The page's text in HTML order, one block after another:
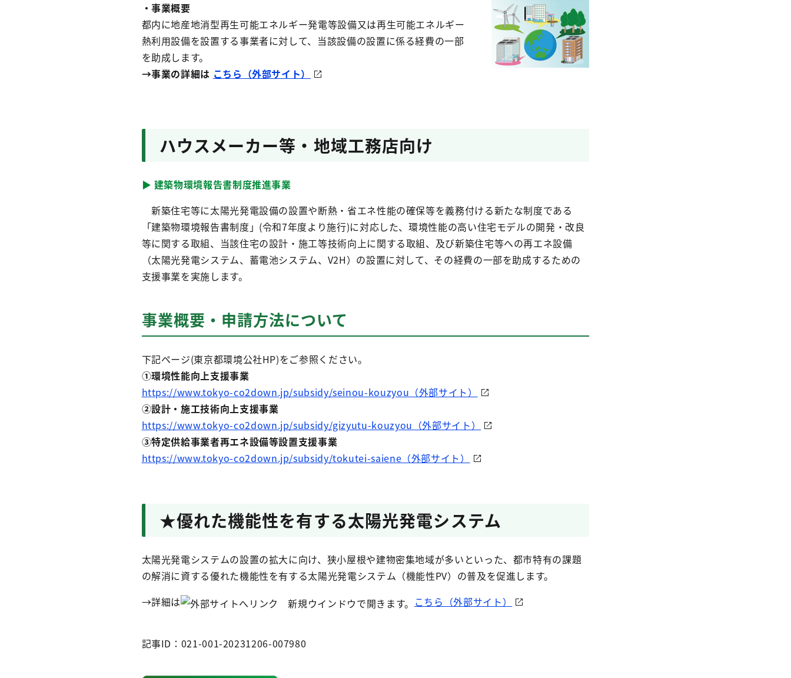
・事業概要
都内に地産地消型再生可能エネルギー発電等設備又は再生可能エネルギー
熱利用設備を設置する事業者に対して、当該設備の設置に係る経費の一部
を助成します。
→事業の詳細は こちら （外部サイト）
ハウスメーカー等・地域工務店向け
▶ 建築物環境報告書制度推進事業
新築住宅等に太陽光発電設備の設置や断熱・省エネ性能の確保等を義務付ける新たな制度である
「建築物環境報告書制度」(令和7年度より施行)に対応した、環境性能の高い住宅モデルの開発・改良
等に関する取組、当該住宅の設計・施工等技術向上に関する取組、及び新築住宅等への再エネ設備
（太陽光発電システム、蓄電池システム、V2H）の設置に対して、その経費の一部を助成するための
支援事業を実施します。
事業概要・申請方法について
下記ページ(東京都環境公社HP)をご参照ください。
①環境性能向上支援事業
https://www.tokyo-co2down.jp/subsidy/seinou-kouzyou（外部サイト）
②設計・施工技術向上支援事業
https://www.tokyo-co2down.jp/subsidy/gizyutu-kouzyou（外部サイト）
③特定供給事業者再エネ設備等設置支援事業
https://www.tokyo-co2down.jp/subsidy/tokutei-saiene（外部サイト）
★優れた機能性を有する太陽光発電システム
太陽光発電システムの設置の拡大に向け、狭小屋根や建物密集地域が多いといった、都市特有の課題
の解消に資する優れた機能性を有する太陽光発電システム（機能性PV）の普及を促進します。
→詳細は
こちら（外部サイト）
記事ID：021-001-20231206-007980